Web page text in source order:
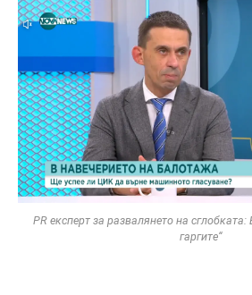
PR експерт за развалянето на
гаргите“